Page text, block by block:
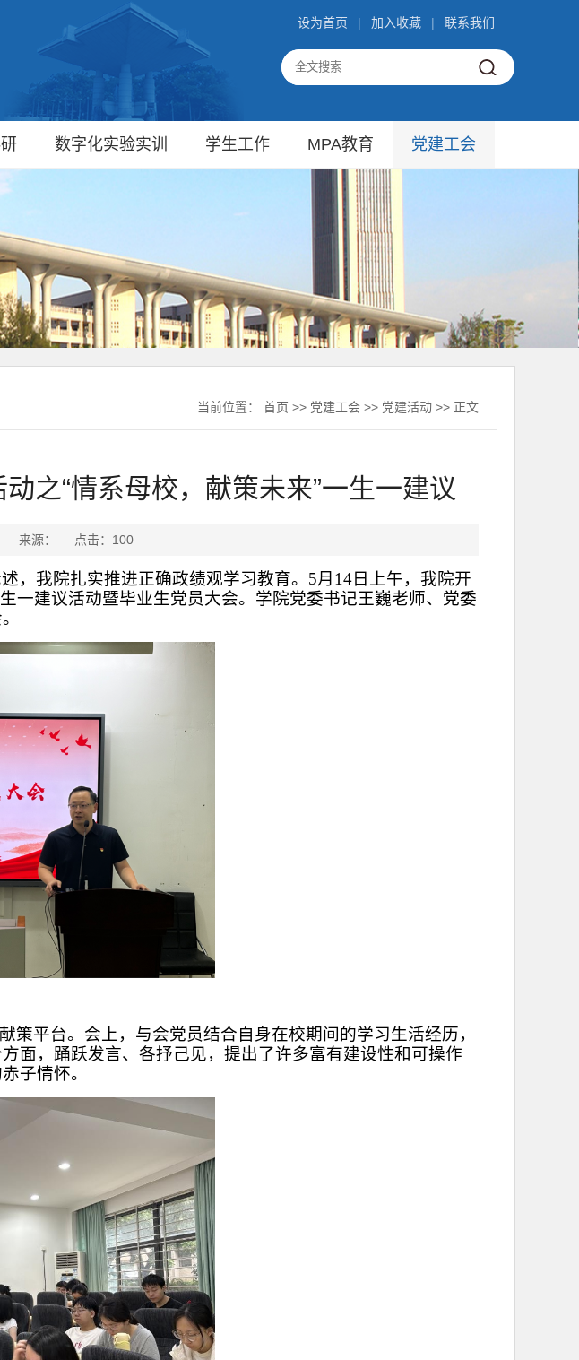
设为首页 | 加入收藏 | 联系我们
数字化实验实训 学生工作 MPA教育 党建工会
当前位置： 首页 >> 党建工会 >> 党建活动 >> 正文
之“情系母校，献策未来”一生一建议
来源： 点击： 100
，我院扎实推进正确政绩观学习教育。5月14日上午，我院开
一建议活动暨毕业生党员大会。学院党委书记王巍老师、党委
策平台。 会上，与会党员结合自身在校期间的学习生活经历，
面，踊跃发言、各抒己见，提出了许多富有建设性和可操作
子情怀。